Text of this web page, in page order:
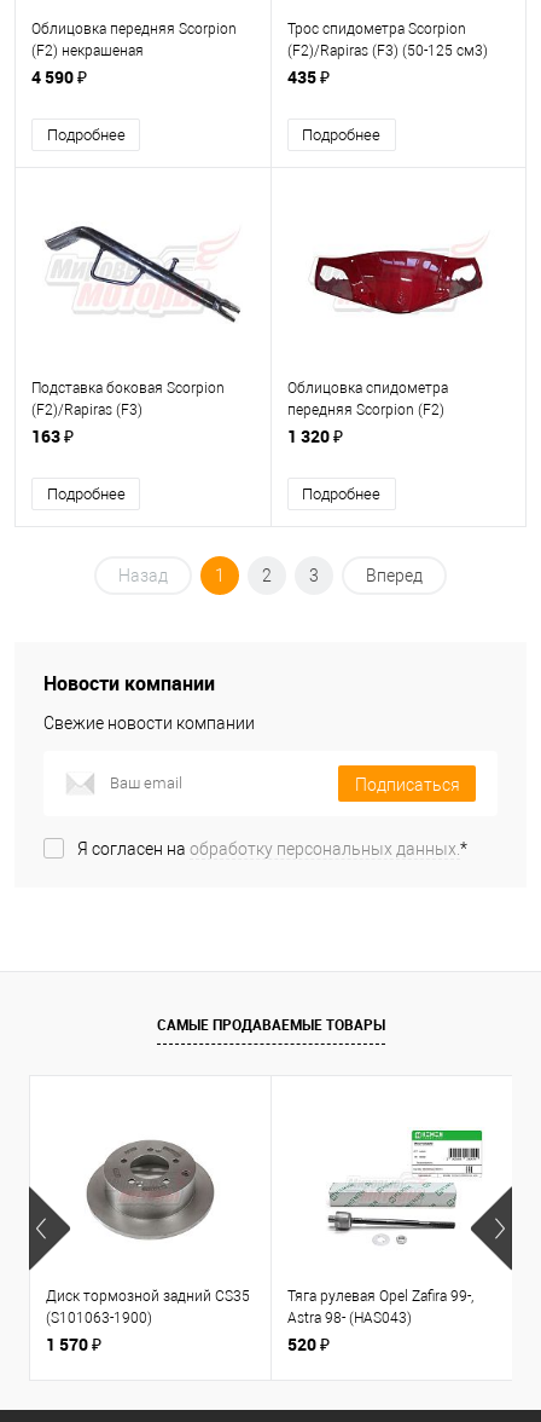
Облицовка передняя Scorpion
(F2) некрашеная
4 590 ₽
Подробнее
Трос спидометра Scorpion
(F2)/Rapiras (F3) (50-125 см3)
435 ₽
Подробнее
Подставка боковая Scorpion
(F2)/Rapiras (F3)
163 ₽
Подробнее
Облицовка спидометра
передняя Scorpion (F2)
серебристая
1 320 ₽
Подробнее
Назад 1 2 3 Вперед
Новости компании
Свежие новости компании
Подписаться
Я согласен на обработку персональных данных.*
САМЫЕ ПРОДАВАЕМЫЕ ТОВАРЫ
Диск тормозной задний CS35
(S101063-1900)
1 570 ₽
Тяга рулевая Opel Zafira 99-,
Astra 98- (HAS043)
520 ₽